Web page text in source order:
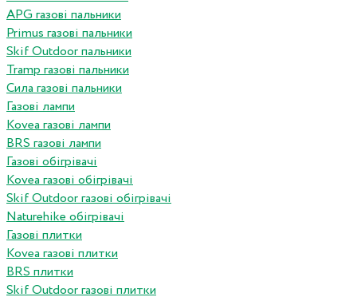
APG газові пальники
Primus газові пальники
Skif Outdoor пальники
Tramp газові пальники
Сила газові пальники
Газові лампи
Kovea газові лампи
BRS газові лампи
Газові обігрівачі
Kovea газові обігрівачі
Skif Outdoor газові обігрівачі
Naturehike обігрівачі
Газові плитки
Kovea газові плитки
BRS плитки
Skif Outdoor газові плитки